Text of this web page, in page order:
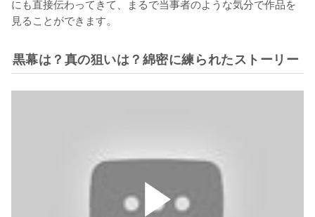
にも直接伝わってきて、まるで当事者のような気分で作品を
見ることができます。
黒幕は？真の狙いは？綿密に練られたストーリー